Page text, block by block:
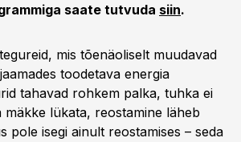
saate tutvuda siin.
mis tõenäoliselt muudavad
toodetava energia
tahavad rohkem palka, tuhka ei
mäkke lükata, reostamine läheb
pole isegi ainult reostamises – seda